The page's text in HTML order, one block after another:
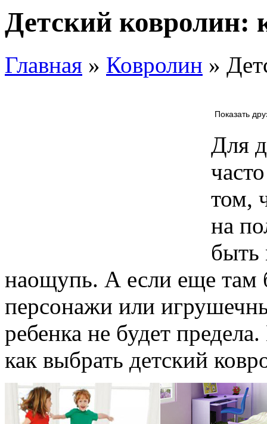
Детский ковролин:
Главная » Ковролин »
Показать
Для
том,
на
быть
наощупь. А если еще там
персонажи или
ребенка не будет
как выбрать детский